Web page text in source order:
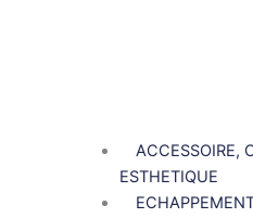
ACCESSOIRE,
ESTHETIQUE